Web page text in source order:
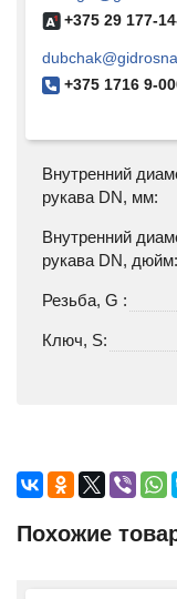
+375 29 177-
+375 1716 9-
Внутренний
рукава DN, мм:
Внутренний
рукава DN, дюйм:
Резьба, G :
Ключ, S:
Похожие